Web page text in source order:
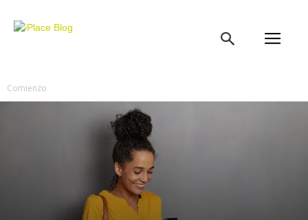
Comienzo